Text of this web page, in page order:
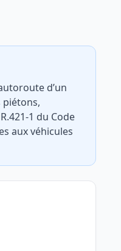
d’un
piétons,
1 du Code
aux véhicules